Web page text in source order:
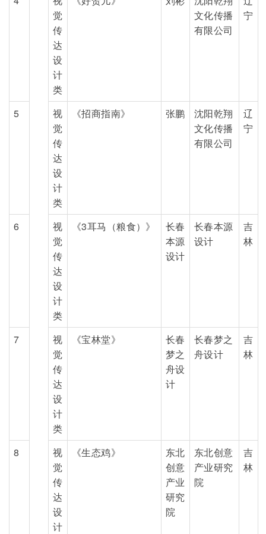
觉
传
达
设
计
类
文化传播
有限公司
宁
5
视
觉
传
达
设
计
类
《招商指南》 张鹏
沈阳乾翔
文化传播
有限公司
辽
宁
6
视
觉
传
达
设
计
类
《3耳马（粮食）》
长春
本源
设计
长春本源
设计
吉
林
7
视
觉
传
达
设
计
类
《宝林堂》
长春
梦之
舟设
计
长春梦之
舟设计
吉
林
8
视
觉
传
达
设
计
《生态鸡》
东北
创意
产业
研究
院
东北创意
产业研究
院
吉
林